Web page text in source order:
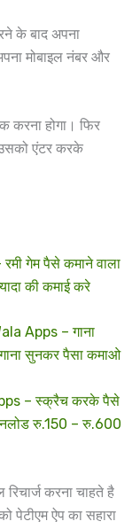
के बाद अपना
मोबाइल नंबर और
करना होगा। फिर
एंटर करके
गेम पैसे कमाने वाला
की कमाई करे
Apps – गाना
सुनकर पैसा कमाओ
– स्क्रैच करके पैसे
रु.150 – रु.600
रिचार्ज करना चाहते है
ऐप का सहारा